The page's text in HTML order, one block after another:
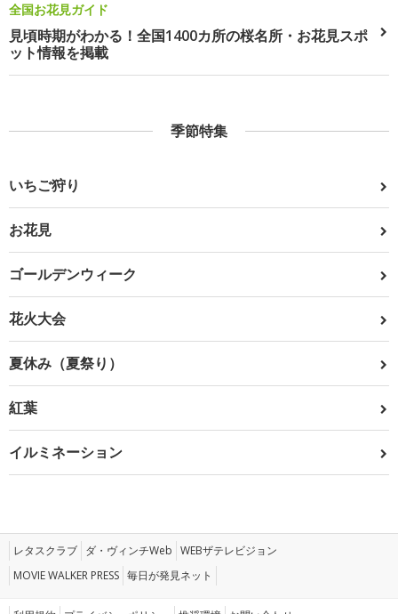
全国お花見ガイド
見頃時期がわかる！全国1400カ所の桜名所・お花見スポ
ット情報を掲載
季節特集
いちご狩り
お花見
ゴールデンウィーク
花火大会
夏休み（夏祭り）
紅葉
イルミネーション
レタスクラブ ダ・ヴィンチWeb WEBザテレビジョン
MOVIE WALKER PRESS 毎日が発見ネット